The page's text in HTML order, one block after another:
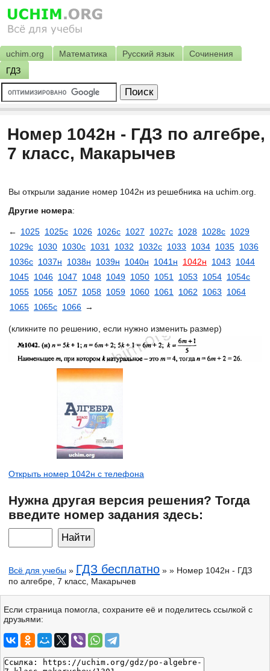
uchim.org Математика Русский язык
Сочинения
ГДЗ
Номер 1042н - ГДЗ по алгебре,
7 класс, Макарычев
Вы открыли задание номер 1042н из решебника на uchim.org.
Другие номера:
← 1025 1025с 1026 1026с 1027 1027с 1028 1028с 1029
1029с 1030 1030с 1031 1032 1032с 1033 1034 1035 1036
1036с 1037н 1038н 1039н 1040н 1041н 1042н 1043
1044
1045 1046 1047 1048 1049 1050 1051 1053 1054 1054с
1055 1056 1057 1058 1059 1060 1061 1062 1063
1064
1065 1065с 1066 →
(кликните по решению, если нужно изменить размер)
Открыть номер 1042н с телефона
Нужна другая версия решения? Тогда
введите номер задания здесь:
Всё для учебы » ГДЗ бесплатно » » Номер 1042н - ГДЗ
по алгебре, 7 класс, Макарычев
Если страница помогла, сохраните её и поделитесь ссылкой с
друзьями: